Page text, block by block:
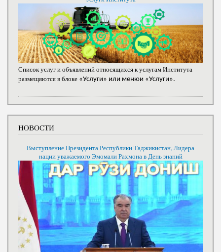
Список услуг и объявлений относящихся к услугам Института
размещяются в блоке «Услуги» или менюи «Услуги».
НОВОСТИ
Выступление Президента Республики Таджикистан, Лидера
нации уважаемого Эмомали Рахмона в День знаний